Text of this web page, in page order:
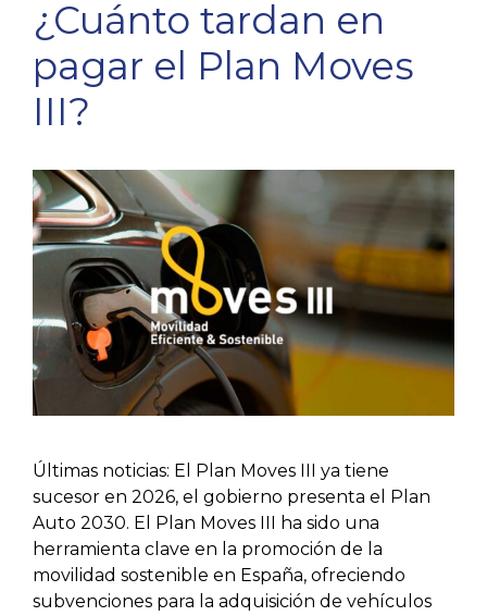
¿Cuánto tardan en
pagar el Plan Moves
III?
Últimas noticias: El Plan Moves III ya tiene
sucesor en 2026, el gobierno presenta el Plan
Auto 2030. El Plan Moves III ha sido una
herramienta clave en la promoción de la
movilidad sostenible en España, ofreciendo
subvenciones para la adquisición de vehículos